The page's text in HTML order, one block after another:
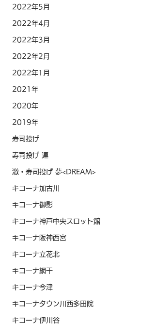
2022年5月
2022年4月
2022年3月
2022年2月
2022年1月
2021年
2020年
2019年
寿司投げ
寿司投げ 連
激・寿司投げ 夢<DREAM>
キコーナ加古川
キコーナ御影
キコーナ神戸中央スロット館
キコーナ阪神西宮
キコーナ立花北
キコーナ網干
キコーナ今津
キコーナタウン川西多田院
キコーナ伊川谷